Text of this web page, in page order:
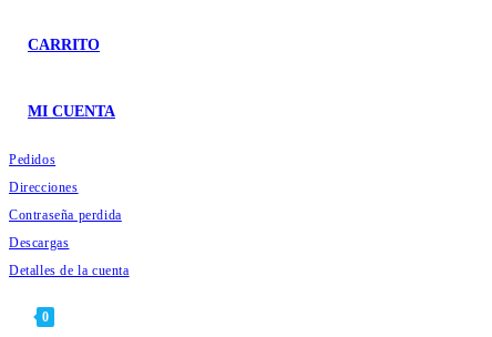
CARRITO
MI CUENTA
Pedidos
Direcciones
Contraseña perdida
Descargas
Detalles de la cuenta
0